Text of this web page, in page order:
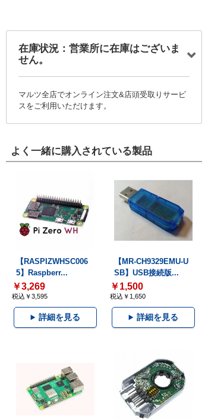
在庫状況：営業所に在庫はございま
せん。
マルツ全店でオンライン注文&店頭受取りサービ
スをご利用いただけます。
よく一緒に購入されている製品
【RASPIZWHSC006
5】Raspberr...
￥3,269
税込￥3,595
詳細を見る
【MR-CH9329EMU-U
SB】USB接続版...
￥1,500
税込￥1,650
詳細を見る